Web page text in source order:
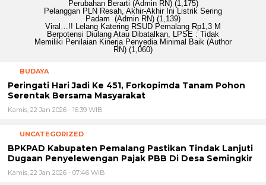
Perubahan Berarti (Admin RN) (1,175)
Pelanggan PLN Resah, Akhir-Akhir Ini Listrik Sering
Padam (Admin RN) (1,139)
Viral…!! Lelang Katering RSUD Pemalang Rp1,3 M
Berpotensi Diulang Atau Dibatalkan, LPSE : Tidak
Memiliki Penilaian Kinerja Penyedia Minimal Baik (Author
RN) (1,060)
BUDAYA
Peringati Hari Jadi Ke 451, Forkopimda Tanam Pohon
Serentak Bersama Masyarakat
Kamis, 22 Jan 2026 - 16:39 WIB
UNCATEGORIZED
BPKPAD Kabupaten Pemalang Pastikan Tindak Lanjuti
Dugaan Penyelewengan Pajak PBB Di Desa Semingkir
Kamis, 22 Jan 2026 - 07:46 WIB